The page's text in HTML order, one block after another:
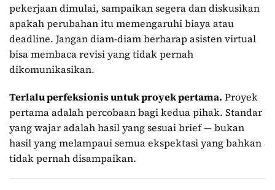
pekerjaan dimulai, sampaikan segera dan diskusikan
apakah perubahan itu memengaruhi biaya atau
deadline. Jangan diam-diam berharap asisten virtual
bisa membaca revisi yang tidak pernah
dikomunikasikan.
Terlalu perfeksionis untuk proyek pertama. Proyek
pertama adalah percobaan bagi kedua pihak. Standar
yang wajar adalah hasil yang sesuai brief — bukan
hasil yang melampaui semua ekspektasi yang bahkan
tidak pernah disampaikan.